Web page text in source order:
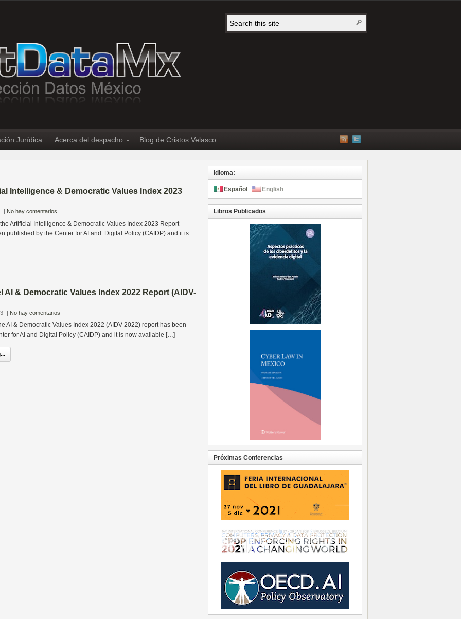
Jurídica Acerca del despacho Blog de Cristos Velasco
Intelligence & Democratic Values Index 2023
| No hay comentarios
Artificial Intelligence & Democratic Values Index 2023 Report
published by the Center for AI and Digital Policy (CAIDP) and it is
AI & Democratic Values Index 2022 Report (AIDV-
| No hay comentarios
AI & Democratic Values Index 2022 (AIDV-2022) report has been
for AI and Digital Policy (CAIDP) and it is now available […]
Idioma:
Español English
Libros Publicados
Próximas Conferencias